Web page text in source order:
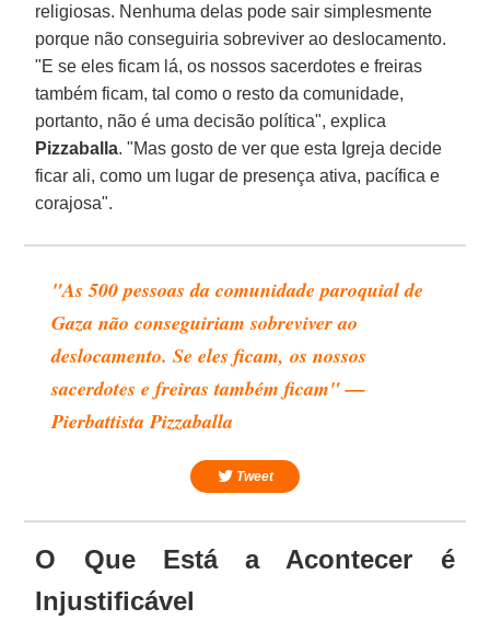
religiosas. Nenhuma delas pode sair simplesmente
porque não conseguiria sobreviver ao deslocamento.
"E se eles ficam lá, os nossos sacerdotes e freiras
também ficam, tal como o resto da comunidade,
portanto, não é uma decisão política", explica
Pizzaballa. "Mas gosto de ver que esta Igreja decide
ficar ali, como um lugar de presença ativa, pacífica e
corajosa".
"As 500 pessoas da comunidade paroquial de
Gaza não conseguiriam sobreviver ao
deslocamento. Se eles ficam, os nossos
sacerdotes e freiras também ficam" —
Pierbattista Pizzaballa
Tweet
O Que Está a Acontecer é
Injustificável